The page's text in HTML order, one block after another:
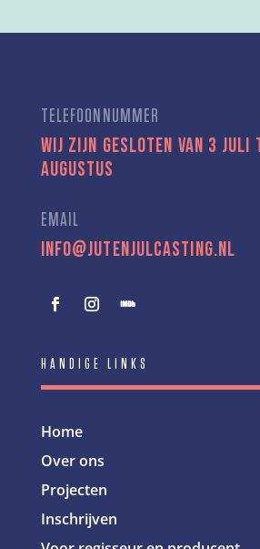
TELEFOONNUMMER
Wij zijn gesloten van 3 juli
augustus
EMAIL
info@jutenjulcasting.nl
HANDIGE LINKS
Home
Over ons
Projecten
Inschrijven